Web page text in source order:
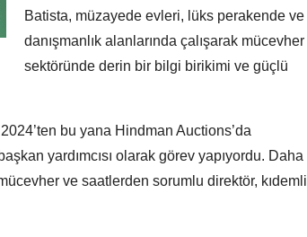
Batista, müzayede evleri, lüks perakende ve
danışmanlık alanlarında çalışarak mücevher
sektöründe derin bir bilgi birikimi ve güçlü
bu yana Hindman Auctions’da
yardımcısı olarak görev yapıyordu. Daha
ve saatlerden sorumlu direktör, kıdemli